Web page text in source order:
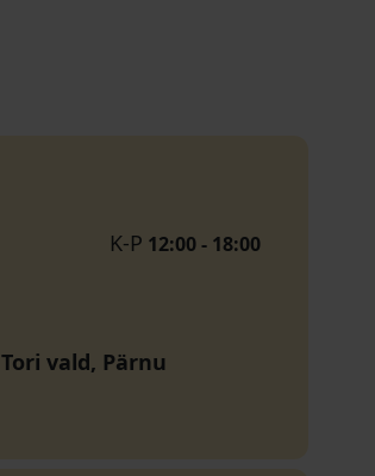
K-P 12:00 - 18:00
vald, Pärnu